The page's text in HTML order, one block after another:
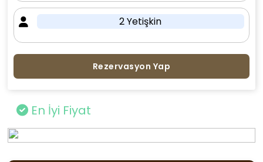
2 Yetişkin
Rezervasyon Yap
En İyi Fiyat